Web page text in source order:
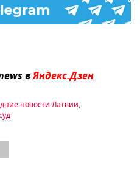
вЯндекс.Дзен
новости Латвии,